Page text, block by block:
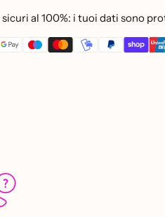
al 100%: i tuoi dati sono